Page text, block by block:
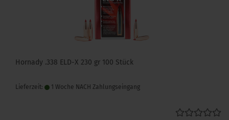
Hornady .338 ELD-X 230 gr 100 Stück
Lieferzeit: 1 Woche NACH Zahlungseingang